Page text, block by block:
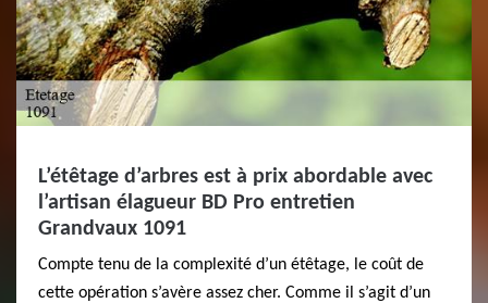
L’étêtage d’arbres est à prix abordable avec
l’artisan élagueur BD Pro entretien
Grandvaux 1091
Compte tenu de la complexité d’un étêtage, le coût de
cette opération s’avère assez cher. Comme il s’agit d’un